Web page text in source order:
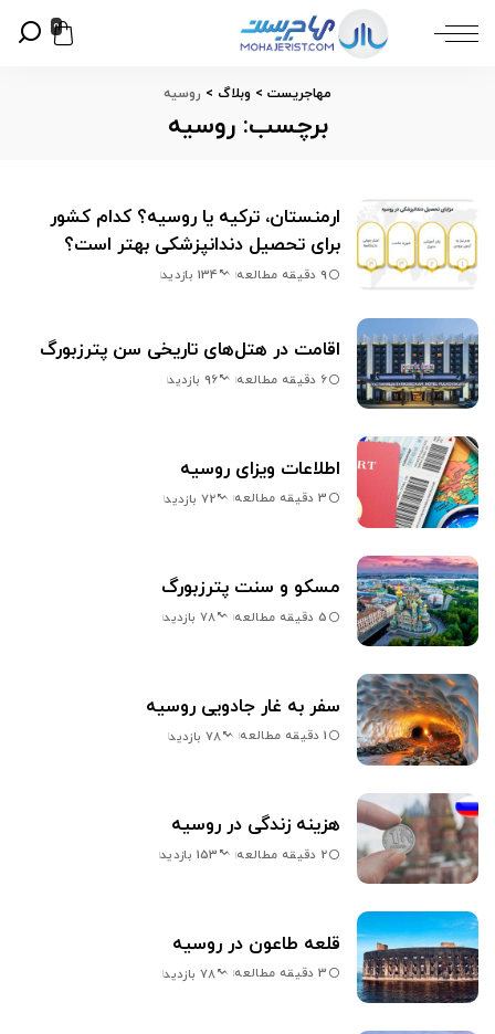
0
مهاجریست > وبلاگ > روسیه
برچسب:روسیه
ارمنستان، ترکیه یا روسیه؟ کدام کشور
برای تحصیل دندانپزشکی بهتر است؟
9 دقیقه مطالعه 134 بازدید
اقامت در هتل‌های تاریخی سن پترزبورگ
6 دقیقه مطالعه 96 بازدید
اطلاعات ویزای روسیه
3 دقیقه مطالعه 72 بازدید
مسکو و سنت پترزبورگ
5 دقیقه مطالعه 78 بازدید
سفر به غار جادویی روسیه
1 دقیقه مطالعه 78 بازدید
هزینه زندگی در روسیه
2 دقیقه مطالعه 153 بازدید
قلعه طاعون در روسیه
3 دقیقه مطالعه 78 بازدید